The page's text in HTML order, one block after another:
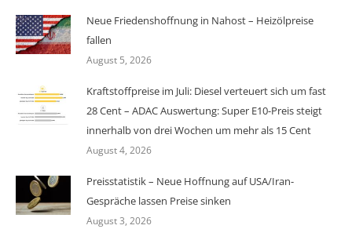
Neue Friedenshoffnung in Nahost – Heizölpreise
fallen
August 5, 2026
Kraftstoffpreise im Juli: Diesel verteuert sich um fast
28 Cent – ADAC Auswertung: Super E10-Preis steigt
innerhalb von drei Wochen um mehr als 15 Cent
August 4, 2026
Preisstatistik – Neue Hoffnung auf USA/Iran-
Gespräche lassen Preise sinken
August 3, 2026